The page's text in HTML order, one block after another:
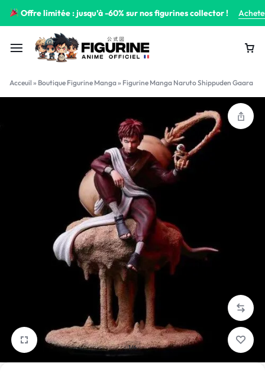
Offre limitée : jusqu’à -60% sur nos figurines collector !
Acceuil » Boutique Figurine Manga» Figurine Manga Naruto Shippuden Gaara
1/4